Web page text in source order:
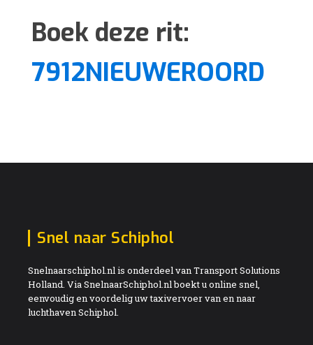
Boek deze rit:
7912NIEUWEROORD
Snel naar Schiphol
Snelnaarschiphol.nl is onderdeel van Transport Solutions
Holland. Via SnelnaarSchiphol.nl boekt u online snel,
eenvoudig en voordelig uw taxivervoer van en naar
luchthaven Schiphol.